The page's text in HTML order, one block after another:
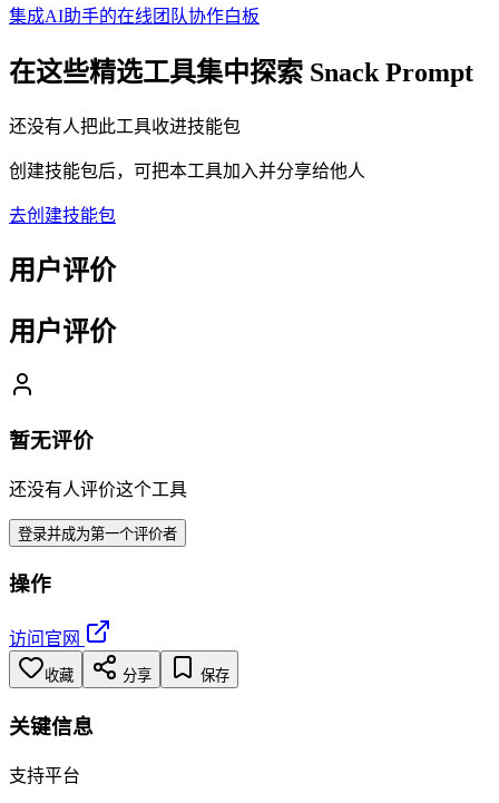
集成AI助手的在线团队协作白板
在这些精选工具集中探索 Snack Prompt
还没有人把此工具收进技能包
创建技能包后，可把本工具加入并分享给他人
去创建技能包
用户评价
用户评价
暂无评价
还没有人评价这个工具
登录并成为第一个评价者
操作
访问官网
收藏 分享 保存
关键信息
支持平台